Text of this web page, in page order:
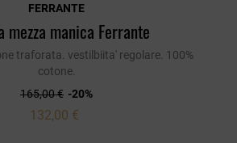
FERRANTE
mezza manica Ferrante
traforata. vestilbiita' regolare. 100%
cotone.
165,00 € -20%
132,00 €